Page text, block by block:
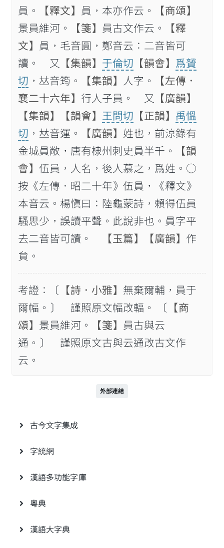
員。
【釋文】 員，本亦作云。
【商頌】
景員維河。
【箋】 員古文作云。
【釋
文】
員，毛音圓，鄭音云：二音皆可
讀。 又
【集韻】 于倫切 【韻會】 爲贇
切 ，𠀤音筠。 【集韻】 人字。
【左傳．
襄二十六年】 行人子員。 又
【廣韻】
【集韻】
【韻會】 王問切 【正韻】 禹慍
切 ，𠀤音運。 【廣韻】 姓也，前涼錄有
金城員敞，唐有棣州刺史員半千。
【韻
會】 伍員，人名，後人慕之，爲姓。○
按《左傳．昭二十年》伍員，《釋文》
本音云。楊愼曰：陸龜蒙詩，賴得伍員
騷思少，誤讀平聲。此說非也。員字平
去二音皆可讀。
【玉篇】 【廣韻】 作
貟。
考證：〔 【詩．小雅】 無棄爾輔，員于
爾幅。〕 謹照原文幅改輻。 〔
【商
頌】 景員維河。 【箋】
員古與云
通。〕 謹照原文古與云通改古文作
云。
外部連結
古今文字集成
字統網
漢語多功能字庫
粵典
漢語大字典